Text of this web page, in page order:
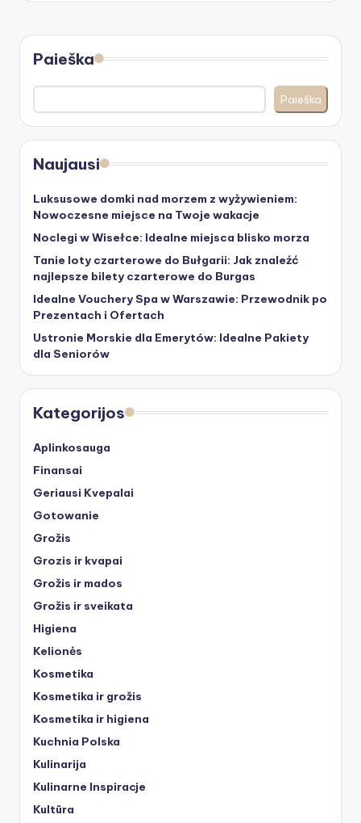
Paieška
Paieška
Naujausi
Luksusowe domki nad morzem z wyżywieniem:
Nowoczesne miejsce na Twoje wakacje
Noclegi w Wisełce: Idealne miejsca blisko morza
Tanie loty czarterowe do Bułgarii: Jak znaleźć
najlepsze bilety czarterowe do Burgas
Idealne Vouchery Spa w Warszawie: Przewodnik po
Prezentach i Ofertach
Ustronie Morskie dla Emerytów: Idealne Pakiety
dla Seniorów
Kategorijos
Aplinkosauga
Finansai
Geriausi Kvepalai
Gotowanie
Grožis
Grozis ir kvapai
Grožis ir mados
Grožis ir sveikata
Higiena
Kelionės
Kosmetika
Kosmetika ir grožis
Kosmetika ir higiena
Kuchnia Polska
Kulinarija
Kulinarne Inspiracje
Kultūra